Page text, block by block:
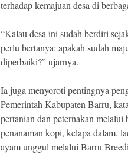
terhadap kemajuan desa di
“Kalau desa ini sudah berdiri
perlu bertanya: apakah sudah
diperbaiki?” ujarnya.
Ia juga menyoroti pentingnya
Pemerintah Kabupaten Barru,
pertanian dan peternakan
penanaman kopi, kelapa dalam,
ayam unggul melalui Barru